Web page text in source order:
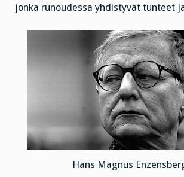
jonka runoudessa yhdistyvät tunteet
Hans Magnus